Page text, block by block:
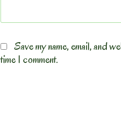
Save my name, email, and
time I comment.